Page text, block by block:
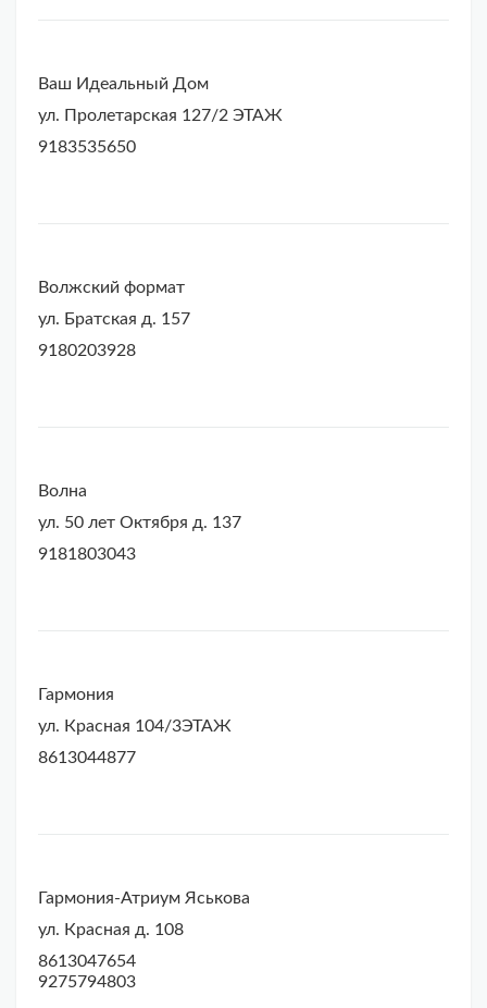
Ваш Идеальный Дом
ул. Пролетарская 127/2 ЭТАЖ
9183535650
Волжский формат
ул. Братская д. 157
9180203928
Волна
ул. 50 лет Октября д. 137
9181803043
Гармония
ул. Красная 104/3ЭТАЖ
8613044877
Гармония-Атриум Яськова
ул. Красная д. 108
8613047654
9275794803